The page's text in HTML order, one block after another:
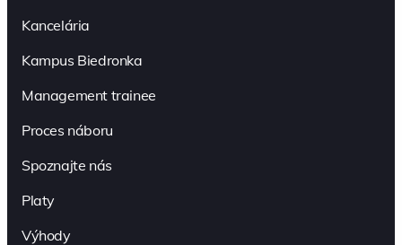
Kancelária
Kampus Biedronka
Management trainee
Proces náboru
Spoznajte nás
Platy
Výhody